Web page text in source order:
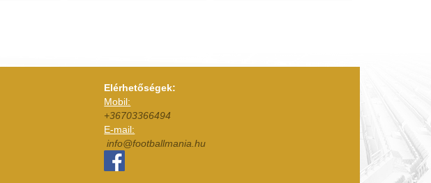
Elérhetőségek:
Mobil:
+36703366494
E-mail:
info@footballmania.hu